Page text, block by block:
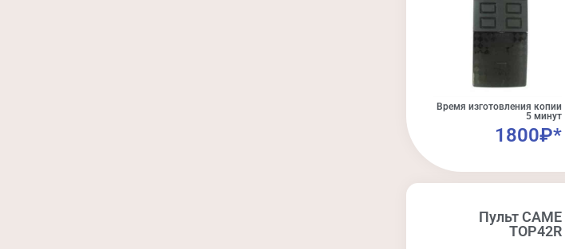
Время изготовления копии
5 минут
1800₽*
Пульт CAME
TOP42R